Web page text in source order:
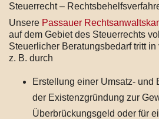
Steuerrecht –
Unsere Passauer
auf dem Gebiet des Steuerrechts
Steuerlicher Beratungsbedarf tritt
z. B. durch
Erstellung einer Umsatz- und
der Existenzgründung zur
Überbrückungsgeld oder für